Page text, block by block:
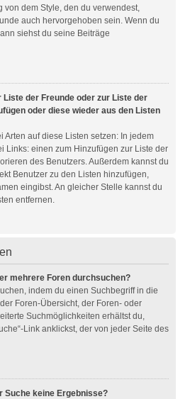
von dem Style, den du verwendest,
auch hervorgehoben sein. Wenn du
siehst du seine Beiträge
Liste der Freunde oder zur Liste der
oder diese wieder aus den Listen
Arten auf diese Listen setzen: In jedem
Links: einen zum Hinzufügen zur Liste der
des Benutzers. Außerdem kannst du
Benutzer zu den Listen hinzufügen,
eingibst. An gleicher Stelle kannst du
entfernen.
mehrere Foren durchsuchen?
indem du einen Suchbegriff in die
Foren-Übersicht, der Foren- oder
Suchmöglichkeiten erhältst du,
Link anklickst, der von jeder Seite des
Suche keine Ergebnisse?